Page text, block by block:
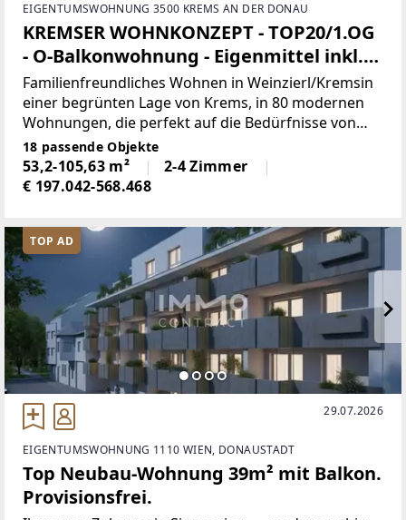
EIGENTUMSWOHNUNG 3500 KREMS AN DER DONAU
KREMSER WOHNKONZEPT - TOP20/1.OG
- O-Balkonwohnung - Eigenmittel inkl.
TG € 95.264,18 + WBF > € 213.898,94 -
klimaaktiv!
Familienfreundliches Wohnen in Weinzierl/Kremsin
einer begrünten Lage von Krems, in 80 modernen
Wohnungen, die perfekt auf die Bedürfnisse von
Familien, Paaren und Singles abgestimmt sind.• 2-
bis 4-Zimmer-Wohnungen mit durchdachten,
funktionalen
18 passende Objekte
53,2-105,63 m²
2-4 Zimmer
€ 197.042-568.468
TOP AD
29.07.2026
EIGENTUMSWOHNUNG 1110 WIEN, DONAUSTADT
Top Neubau-Wohnung 39m² mit Balkon.
Provisionsfrei.